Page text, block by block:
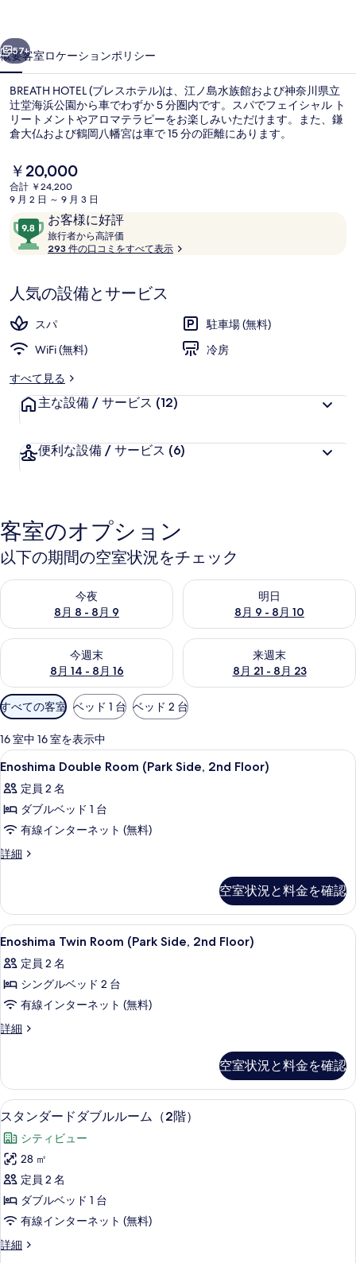
ル)
の
写
真
ギ
ャ
ラ
リ
57+
概要客室ロケーションポリシー
BREATH HOTEL (ブレスホテル)は、江ノ島水族館および神奈川県立
辻堂海浜公園から車でわずか 5 分圏内です。スパでフェイシャル ト
リートメントやアロマテラピーをお楽しみいただけます。また、鎌
倉大仏および鶴岡八幡宮は車で 15 分の距離にあります。
現
在
の
金
は
￥20,000
￥20,000
合計 ￥24,200
9 月 2 日 ～ 9 月 3 日
口
コ
ミ
お客様に好評
10
段
階
9.8、
お
客
に
好
評
件
口
旅行者から高評価
行
ら
293 件の口コミをすべて表示
人気の設備とサービス
スパ
駐車場 (無料)
WiFi (無料)
冷房
すべて見る
主な設備 / サービス (12)
便利な設備 / サービス (6)
客室のオプション
以下の期間の空室状況をチェック
今夜
8月 8 - 8月 9
今夜 8月 8 - 8月 9 の空室状況をチェック
明日
8月 9 - 8月 10
明日 8月 9 - 8月 10 の空室状
今週末
8月 14 - 8月 16
今週末 8月 14 - 8月 16 の空室状況をチェック
来週末
8月 21 - 8月 23
来週末 8月 21 - 8月 23 の空室
利
用
可
能
な
客
室
の
り
条
件
すべての客室 ベッド 1 台 ベッド 2 台
16 室中 16 室を表示中
Enoshima
Double
Room
(Park
Side,
2nd
す
べ
て
の
写
真
を
す
る
ミニバー、セーフティボックス (室内
13
Enoshima Double Room (Park Side, 2nd Floor)
定員 2 名
ダブルベッド 1 台
有線インターネット (無料)
詳細
Enoshima
Side,
2nd
Floor)
詳
細
空室状況と料金を確認
Enoshima
Twin
Room
(Park
Side,
2nd
す
べ
て
の
写
真
を
表
示
ミニバー、セーフティボックス (室内
12
Enoshima Twin Room (Park Side, 2nd Floor)
定員 2 名
シングルベッド 2 台
有線インターネット (無料)
詳細
Enoshima
Side,
2nd
Floor)
詳
細
空室状況と料金を確認
ス
タ
ン
ダ
ー
ド
ブ
スタンダードダブルルーム（2階） |
8
スタンダードダブルルーム（2階）
シティビュー
28 ㎡
定員 2 名
ダブルベッド 1 台
有線インターネット (無料)
詳細
ス